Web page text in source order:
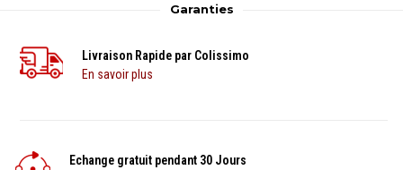
Garanties
Livraison Rapide par Colissimo
En savoir plus
Echange gratuit pendant 30 Jours